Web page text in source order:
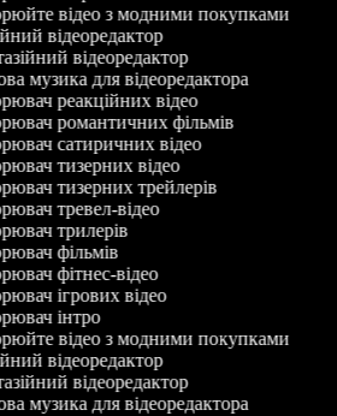
відео з модними покупками
відеоредактор
відеоредактор
музика для відеоредактора
реакційних відео
романтичних фільмів
сатиричних відео
тизерних відео
тизерних трейлерів
тревел-відео
трилерів
фільмів
фітнес-відео
ігрових відео
інтро
відео з модними покупками
відеоредактор
відеоредактор
музика для відеоредактора